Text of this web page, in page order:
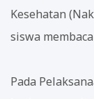
Kesehatan
siswa
Pada